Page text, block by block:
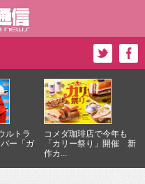
ルトラ
ー「ガ
コメダ珈琲店で今年も
「カリー祭り」開催 新
作カ...